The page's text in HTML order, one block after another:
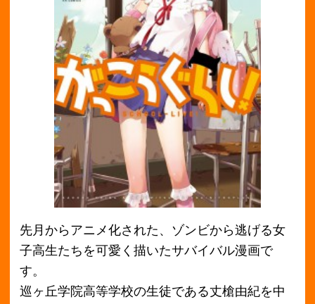
先月からアニメ化された、ゾンビから逃げる女
子高生たちを可愛く描いたサバイバル漫画で
巡ヶ丘学院高等学校の生徒である丈槍由紀を中
心に、シャベルを常に携帯する恵飛須沢胡桃、
穏やかでしっかり者の若狭悠里、下級生の直樹
美紀の4人で、学校での避難生活を部活動の一貫
をして捉える「学園生活部」に所属しながら、
ほのぼのとした楽しい学園生活を続けていま
学校以外の町中はゾンビで溢れかえっており、
彼女たちはゾンビから逃げるため、学校に寝泊
まりしながら立て籠るという、タイトル通りの
学校暮らしをしています。
ほのぼのとしたかわいらしい雰囲気から一変、
ゾンビと対峙する様子はまさにホラーです。ゾ